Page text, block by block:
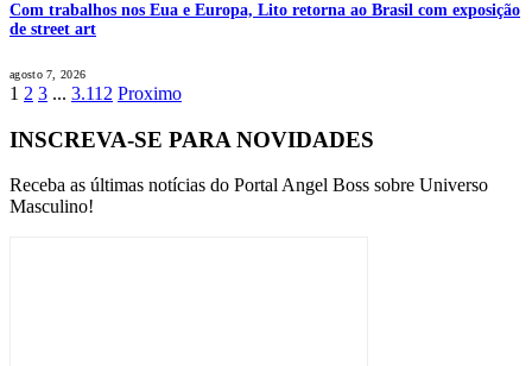
Com trabalhos nos Eua e Europa, Lito retorna ao Brasil com exposição
de street art
agosto 7, 2026
1 2 3 ... 3.112 Proximo
INSCREVA-SE PARA NOVIDADES
Receba as últimas notícias do Portal Angel Boss sobre Universo
Masculino!